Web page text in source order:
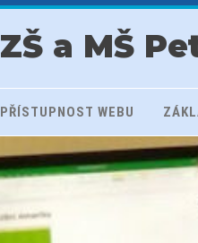
ZŠ a MŠ
PŘÍSTUPNOST WEBU